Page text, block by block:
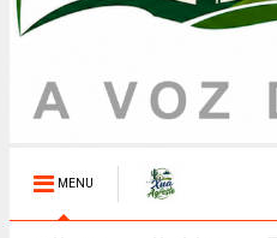
MENU